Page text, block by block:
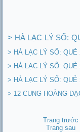
> HÀ LẠC LÝ SỐ:
> HÀ LẠC LÝ SỐ: QUẺ
> HÀ LẠC LÝ SỐ:
> HÀ LẠC LÝ SỐ:
> 12 CUNG HOÀNG
Trang trước
Trang sau